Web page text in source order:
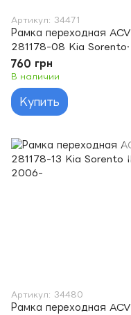
Артикул: 34471
Рамка переходная ACV
281178-08 Kia Sorento
2002 - 2006
760 грн
В наличии
Купить
Артикул: 34480
Рамка переходная ACV